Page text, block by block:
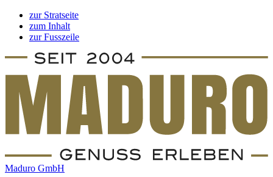
zur Stratseite
zum Inhalt
zur Fusszeile
Maduro GmbH